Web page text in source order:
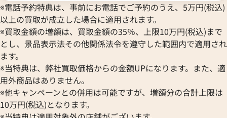
※電話予約特典は、事前にお電話でご予約のうえ、5万円(税込)
以上の買取が成立した場合に適用されます。
※買取金額の増額は、買取金額の35％、上限10万円(税込)まで
とし、景品表示法その他関係法令を遵守した範囲内で適用され
ます。
※当特典は、弊社買取価格からの金額UPになります。また、適
用外商品はありません。
※他キャンペーンとの併用は可能ですが、増額分の合計上限は
10万円(税込)となります。